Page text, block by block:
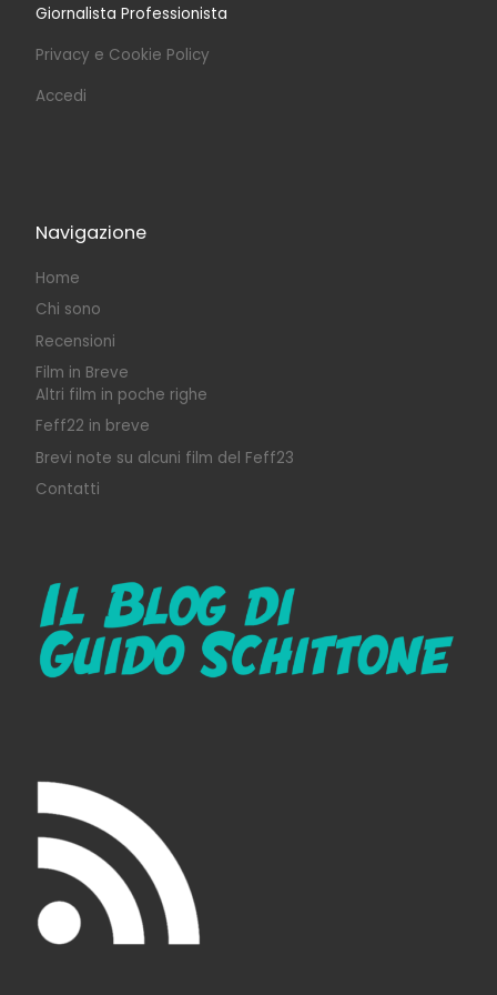
Giornalista Professionista
Privacy e Cookie Policy
Accedi
Navigazione
Home
Chi sono
Recensioni
Film in Breve
Altri film in poche righe
Feff22 in breve
Brevi note su alcuni film del Feff23
Contatti